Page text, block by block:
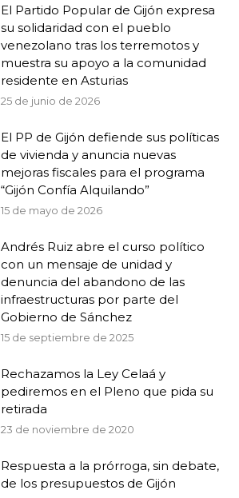
El Partido Popular de Gijón expresa
su solidaridad con el pueblo
venezolano tras los terremotos y
muestra su apoyo a la comunidad
residente en Asturias
25 de junio de 2026
El PP de Gijón defiende sus políticas
de vivienda y anuncia nuevas
mejoras fiscales para el programa
“Gijón Confía Alquilando”
15 de mayo de 2026
Andrés Ruiz abre el curso político
con un mensaje de unidad y
denuncia del abandono de las
infraestructuras por parte del
Gobierno de Sánchez
15 de septiembre de 2025
Rechazamos la Ley Celaá y
pediremos en el Pleno que pida su
retirada
23 de noviembre de 2020
Respuesta a la prórroga, sin debate,
de los presupuestos de Gijón